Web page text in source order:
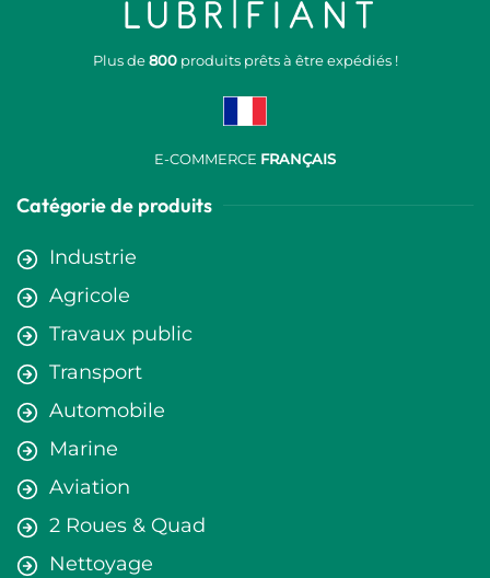
Plus de800produits prêts à être expédiés !
E-COMMERCE FRANÇAIS
Catégorie de produits
Industrie
Agricole
Travaux public
Transport
Automobile
Marine
Aviation
2 Roues & Quad
Nettoyage